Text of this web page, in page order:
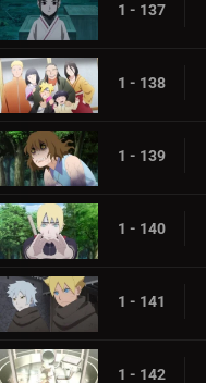
1 - 137
1 - 138
1 - 139
1 - 140
1 - 141
1 - 142